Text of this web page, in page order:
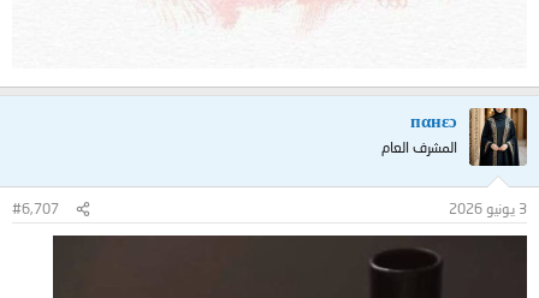
пαнεɔ
المشرف العام
3 يونيو 2026 #6,707